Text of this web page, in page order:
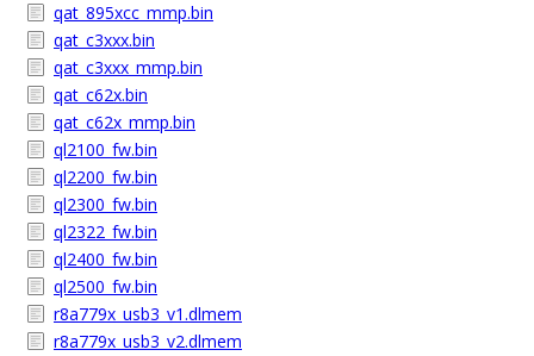
qat_895xcc_mmp.bin
qat_c3xxx.bin
qat_c3xxx_mmp.bin
qat_c62x.bin
qat_c62x_mmp.bin
ql2100_fw.bin
ql2200_fw.bin
ql2300_fw.bin
ql2322_fw.bin
ql2400_fw.bin
ql2500_fw.bin
r8a779x_usb3_v1.dlmem
r8a779x_usb3_v2.dlmem